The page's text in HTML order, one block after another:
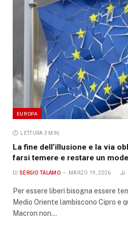
EUROPA
LETTURA 3 MIN.
La fine dell’illusione e la via
farsi temere e restare un
DI SERGIO TALAMO MARZO 19, 2026
Per essere liberi bisogna essere
Medio Oriente lambiscono Cipro e
Macron non…